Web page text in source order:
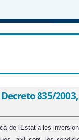
del Real
las
835/
de l'Estat a les